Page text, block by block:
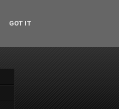
GOT IT